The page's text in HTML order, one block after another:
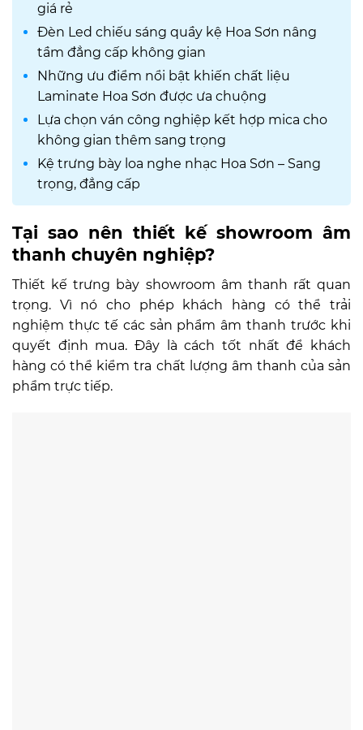
giá rẻ
Đèn Led chiếu sáng quầy kệ Hoa Sơn nâng
tầm đẳng cấp không gian
Những ưu điểm nổi bật khiến chất liệu
Laminate Hoa Sơn được ưa chuộng
Lựa chọn ván công nghiệp kết hợp mica cho
không gian thêm sang trọng
Kệ trưng bày loa nghe nhạc Hoa Sơn – Sang
trọng, đẳng cấp
Tại sao nên thiết kế showroom âm
thanh chuyên nghiệp?
Thiết kế trưng bày showroom âm thanh rất quan
trọng. Vì nó cho phép khách hàng có thể trải
nghiệm thực tế các sản phẩm âm thanh trước khi
quyết định mua. Đây là cách tốt nhất để khách
hàng có thể kiểm tra chất lượng âm thanh của sản
phẩm trực tiếp.